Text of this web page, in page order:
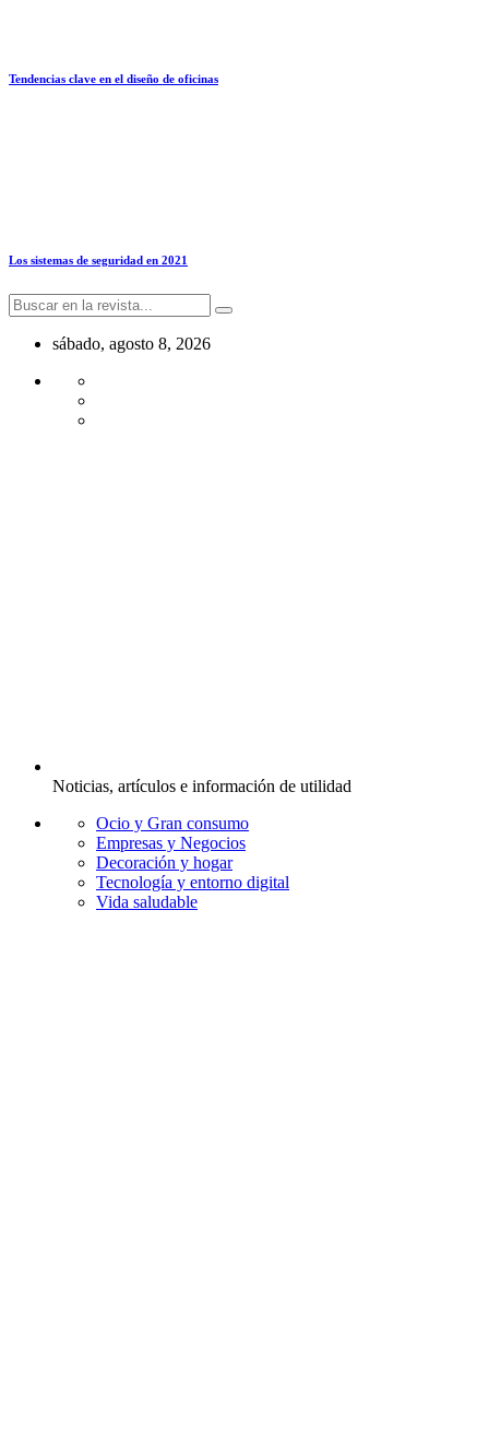
Tendencias clave en el diseño de oficinas
Los sistemas de seguridad en 2021
sábado, agosto 8, 2026
Noticias, artículos e información de utilidad
Ocio y Gran consumo
Empresas y Negocios
Decoración y hogar
Tecnología y entorno digital
Vida saludable